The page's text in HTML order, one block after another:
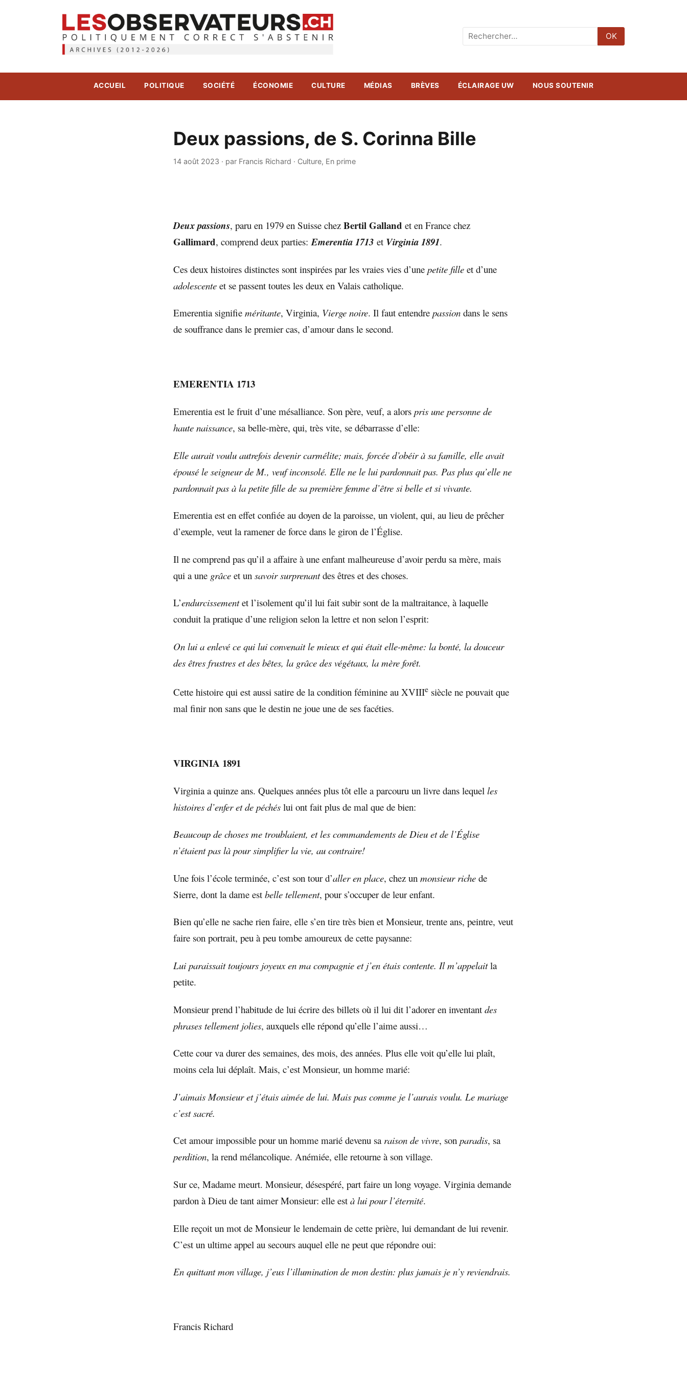
Rechercher
:
OK
ACCUEIL POLITIQUE SOCIÉTÉ ÉCONOMIE CULTURE MÉDIAS BRÈVES ÉCLAIRAGE UW NOUS SOUTENIR
Deux passions, de S. Corinna Bille
14 août 2023 · par Francis Richard · Culture, En prime
Deux passions, paru en 1979 en Suisse chez Bertil Galland et en France chez
Gallimard, comprend deux parties:Emerentia 1713 et Virginia 1891.
Ces deux histoires distinctes sont inspirées par les vraies vies d’une petite fille et d’une
adolescente et se passent toutes les deux en Valais catholique.
Emerentia signifie méritante, Virginia, Vierge noire. Il faut entendre passion dans le sens
de souffrance dans le premier cas, d’amour dans le second.
EMERENTIA 1713
Emerentia est le fruit d’une mésalliance. Son père, veuf, a alors pris une personne de
haute naissance, sa belle-mère, qui, très vite, se débarrasse d’elle:
Elle aurait voulu autrefois devenir carmélite; mais, forcée d’obéir à sa famille, elle avait
épousé le seigneur de M., veuf inconsolé. Elle ne le lui pardonnait pas. Pas plus qu’elle ne
pardonnait pas à la petite fille de sa première femme d’être si belle et si vivante.
Emerentia est en effet confiée au doyen de la paroisse, un violent, qui, au lieu de prêcher
d’exemple, veut la ramener de force dans le giron de l’Église.
Il ne comprend pas qu’il a affaire à une enfant malheureuse d’avoir perdu sa mère, mais
qui a une grâce et un savoir surprenantdes êtres et des choses.
L’endurcissementet l’isolement qu’il lui fait subir sont de la maltraitance, à laquelle
conduit la pratique d’une religion selon la lettre et non selon l’esprit:
On lui a enlevé ce qui lui convenait le mieux et qui était elle-même: la bonté, la douceur
des êtres frustres et des bêtes, la grâce des végétaux, la mère forêt.
Cette histoire qui est aussi satire de la condition féminine au XVIIIe siècle ne pouvait que
mal finir non sans que le destin ne joue une de ses facéties.
VIRGINIA 1891
Virginia a quinze ans. Quelques années plus tôt elle a parcouru un livre dans lequel les
histoires d’enfer et de péchés lui ont fait plus de mal que de bien:
Beaucoup de choses me troublaient, et les commandements de Dieu et de l’Église
n’étaient pas là pour simplifier la vie, au contraire!
Une fois l’école terminée, c’est son tour d’aller en place, chez un monsieur riche de
Sierre, dont la dame est belle tellement, pour s’occuper de leur enfant.
Bien qu’elle ne sache rien faire, elle s’en tire très bien et Monsieur, trente ans, peintre, veut
faire son portrait, peu à peu tombe amoureux de cette paysanne:
Lui paraissait toujours joyeux en ma compagnie et j’en étais contente. Il m’appelaitla
petite.
Monsieur prend l’habitude de lui écrire des billets où il lui dit l’adorer en inventant des
phrases tellement jolies, auxquels elle répond qu’elle l’aime aussi…
Cette cour va durer des semaines, des mois, des années. Plus elle voit qu’elle lui plaît,
moins cela lui déplaît. Mais, c’est Monsieur, un homme marié:
J’aimais Monsieur et j’étais aimée de lui. Mais pas comme je l’aurais voulu. Le mariage
c’est sacré.
Cet amour impossible pour un homme marié devenu sa raison de vivre, son paradis, sa
perdition, la rend mélancolique. Anémiée, elle retourne à son village.
Sur ce, Madame meurt. Monsieur, désespéré, part faire un long voyage. Virginia demande
pardon à Dieu de tant aimer Monsieur: elle est à lui pour l’éternité.
Elle reçoit un mot de Monsieur le lendemain de cette prière, lui demandant de lui revenir.
C’est un ultime appel au secours auquel elle ne peut que répondre oui:
En quittant mon village, j’eus l’illumination de mon destin: plus jamais je n’y reviendrais.
Francis Richard